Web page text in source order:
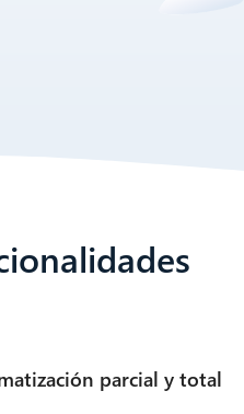
parcial y total